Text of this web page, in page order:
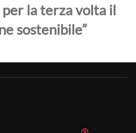
la terza volta il
sostenibile”